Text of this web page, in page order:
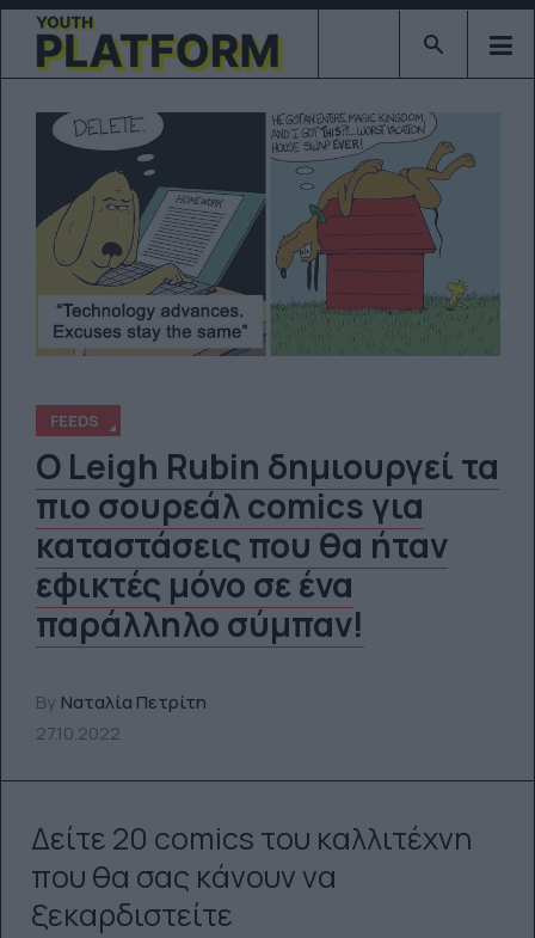
Type 2 or
FEEDS
O Leigh Rubin δημιουργεί τα
πιο σουρεάλ comics για
καταστάσεις που θα ήταν
εφικτές μόνο σε ένα
παράλληλο σύμπαν!
By Ναταλία Πετρίτη
27.10.2022
Δείτε 20 comics του καλλιτέχνη
που θα σας κάνουν να
ξεκαρδιστείτε